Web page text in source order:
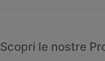
Scopri le nostre